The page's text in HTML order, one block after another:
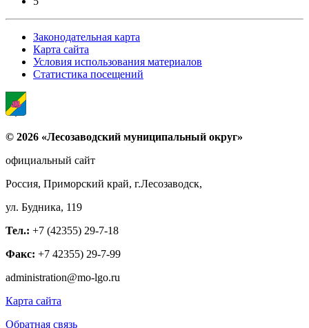
Законодательная карта
Карта сайта
Условия использования материалов
Статистика посещений
© 2026 «Лесозаводский муниципальный округ»
официальный сайт
Россия, Приморский край, г.Лесозаводск,
ул. Будника, 119
Тел.: +7 (42355) 29-7-18
Факс: +7 42355) 29-7-99
administration@mo-lgo.ru
Карта сайта
Обратная связь